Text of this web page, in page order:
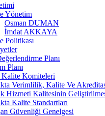
Yönetim
Osman DUMAN
İmdat AKKAYA
Politikası
Planı
Planı
Kalite Komiteleri
Verimlilik, Kalite Ve
Hizmeti Kalitesinin
Kalite Standartları
Güvenliği Genelgesi